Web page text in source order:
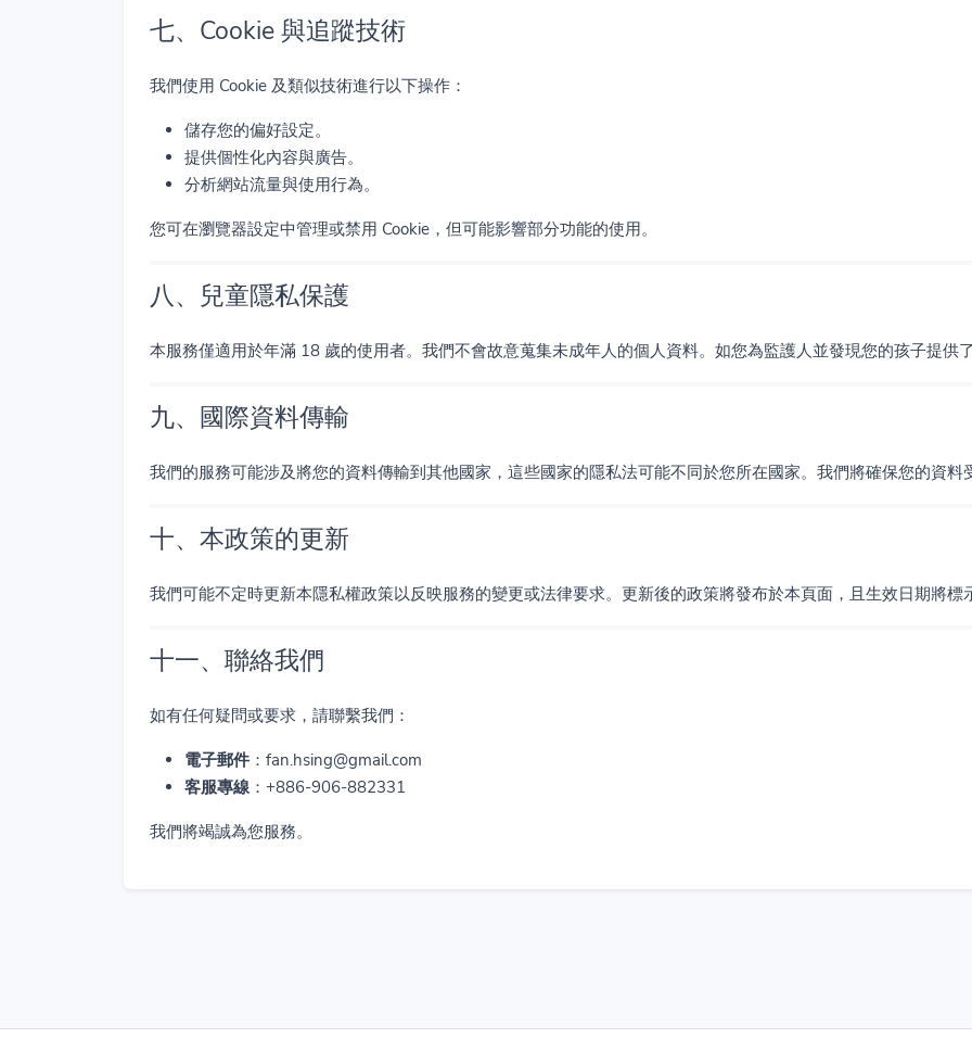
七、Cookie 與追蹤技術
我們使用 Cookie 及類似技術進行以下操作：
儲存您的偏好設定。
提供個性化內容與廣告。
分析網站流量與使用行為。
您可在瀏覽器設定中管理或禁用 Cookie，但可能影響部分功能的使用。
八、兒童隱私保護
本服務僅適用於年滿 18 歲的使用者。我們不會故意蒐集未成年人的個人資料。如您為監護人並發現您的孩子提供
九、國際資料傳輸
我們的服務可能涉及將您的資料傳輸到其他國家，這些國家的隱私法可能不同於您所在國家。我們將確保您的資料
十、本政策的更新
我們可能不定時更新本隱私權政策以反映服務的變更或法律要求。更新後的政策將發布於本頁面，且生效日期將標
十一、聯絡我們
如有任何疑問或要求，請聯繫我們：
電子郵件 ： fan.hsing@gmail.com
客服專線 ：+886-906-882331
我們將竭誠為您服務。